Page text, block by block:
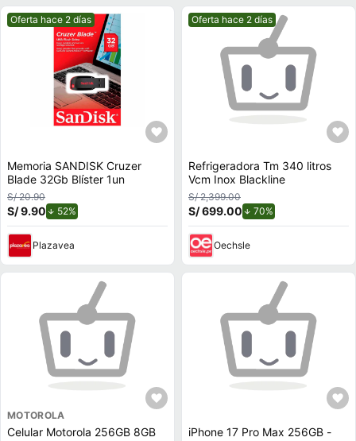
Mejor precio.
Oferta hace 2 días
Memoria SANDISK Cruzer
Blade 32Gb Blíster 1un
S/ 20.90
S/ 9.90 52%
Plazavea
Mejor precio.
Oferta hace 2 días
Refrigeradora Tm 340 litros
Vcm Inox Blackline
S/ 2,399.00
S/ 699.00 70%
Oechsle
MOTOROLA
Celular Motorola 256GB 8GB
iPhone 17 Pro Max 256GB -